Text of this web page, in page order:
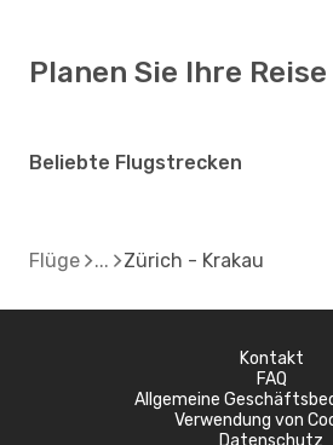
Planen Sie Ihre Reise
Beliebte Flugstrecken
Flüge Zürich - Krakau
Kontakt
FAQ
Allgemeine
Verwendung von
Datenschutz